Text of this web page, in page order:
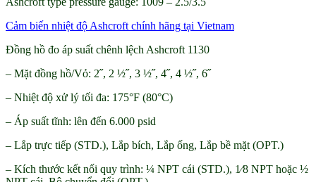
Cảm biến nhiệt độ Ashcroft chính hãng tại Vietnam
Đồng hồ đo áp suất chênh lệch Ashcroft 1130
– Mặt đồng hồ/Vỏ: 2˝, 2 ½˝, 3 ½˝, 4˝, 4 ½˝, 6˝
– Nhiệt độ xử lý tối đa: 175°F (80°C)
– Áp suất tĩnh: lên đến 6.000 psid
– Lắp trực tiếp (STD.), Lắp bích, Lắp ống, Lắp bề mặt (OPT.)
– Kích thước kết nối quy trình: ¼ NPT cái (STD.), 1⁄8 NPT hoặc ½